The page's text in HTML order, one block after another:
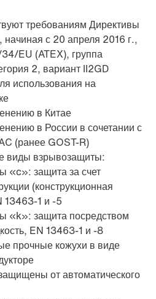
защита
требованиям Директивы
с 20 апреля 2016 г.,
EU (ATEX), группа
2, вариант II2GD
использования на
в Китае
в России в сочетании с
(ранее GOST-R)
виды взрывозащиты:
«c»: защита за счет
(конструкционная
13463-1 и -5
«k»: защита посредством
EN 13463-1 и -8
прочные кожухи в виде
от автоматического